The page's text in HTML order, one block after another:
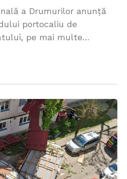
a Drumurilor anunță
portocaliu de
pe mai multe
arbori și crengi pe